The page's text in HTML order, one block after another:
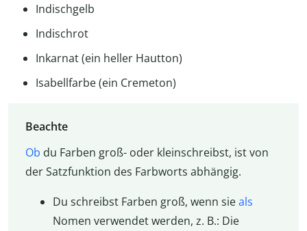
Indischgelb
Indischrot
Inkarnat (ein heller Hautton)
Isabellfarbe (ein Cremeton)
Beachte
Ob du Farben groß- oder kleinschreibst, ist von
der Satzfunktion des Farbworts abhängig.
Du schreibst Farben groß, wenn sieals
Nomen verwendet werden, z. B.: Die